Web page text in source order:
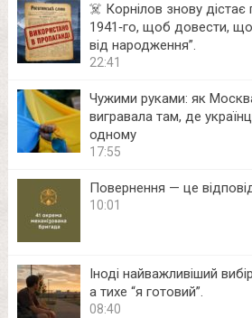
☠️ Корнілов знову дістає
1941‑го, щоб довести, що
від народження”.
22:41
Чужими руками: як
вигравала там, де
одному
17:55
Повернення — це
10:01
Іноді найважливіший
а тихе “я готовий”.
08:40